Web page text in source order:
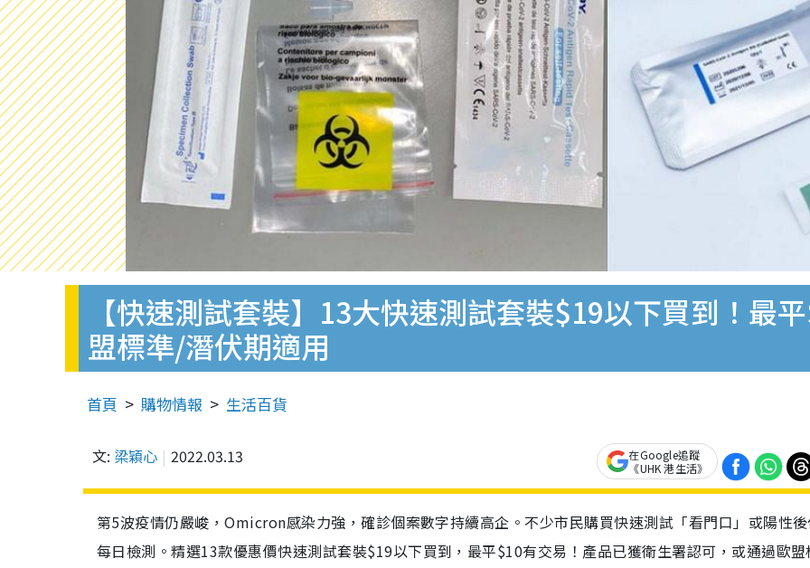
【快速測試套裝】13大快速測試套裝$19以下買到！最
盟標準/潛伏期適用
首頁 購物情報 生活百貨
文: 梁穎心 2022.03.13
在Google追蹤
《UHK 港生活》
第5波疫情仍嚴峻，Omicron感染力強，確診個案數字持續高企。不少市民購買快速測試「看門口」或陽性
每日檢測。精選13款優惠價快速測試套裝$19以下買到，最平$10有交易！產品已獲衛生署認可，或通過歐盟